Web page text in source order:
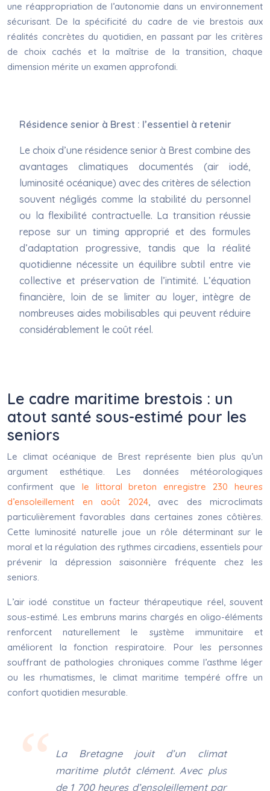
une réappropriation de l’autonomie dans un environnement
sécurisant. De la spécificité du cadre de vie brestois aux
réalités concrètes du quotidien, en passant par les critères
de choix cachés et la maîtrise de la transition, chaque
dimension mérite un examen approfondi.
Résidence senior à Brest : l’essentiel à retenir
Le choix d’une résidence senior à Brest combine des
avantages climatiques documentés (air iodé,
luminosité océanique) avec des critères de sélection
souvent négligés comme la stabilité du personnel
ou la flexibilité contractuelle. La transition réussie
repose sur un timing approprié et des formules
d’adaptation progressive, tandis que la réalité
quotidienne nécessite un équilibre subtil entre vie
collective et préservation de l’intimité. L’équation
financière, loin de se limiter au loyer, intègre de
nombreuses aides mobilisables qui peuvent réduire
considérablement le coût réel.
Le cadre maritime brestois : un
atout santé sous-estimé pour les
seniors
Le climat océanique de Brest représente bien plus qu’un
argument esthétique. Les données météorologiques
confirment que le littoral breton enregistre 230 heures
d’ensoleillement en août 2024, avec des microclimats
particulièrement favorables dans certaines zones côtières.
Cette luminosité naturelle joue un rôle déterminant sur le
moral et la régulation des rythmes circadiens, essentiels pour
prévenir la dépression saisonnière fréquente chez les
seniors.
L’air iodé constitue un facteur thérapeutique réel, souvent
sous-estimé. Les embruns marins chargés en oligo-éléments
renforcent naturellement le système immunitaire et
améliorent la fonction respiratoire. Pour les personnes
souffrant de pathologies chroniques comme l’asthme léger
ou les rhumatismes, le climat maritime tempéré offre un
confort quotidien mesurable.
La Bretagne jouit d’un climat
maritime plutôt clément. Avec plus
de 1 700 heures d’ensoleillement par